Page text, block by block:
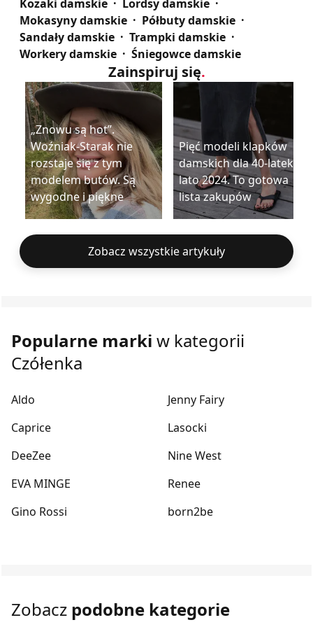
Kozaki damskie
Lordsy damskie
Mokasyny damskie
Półbuty damskie
Sandały damskie
Trampki damskie
Workery damskie
Śniegowce damskie
Zainspiruj się.
„Znowu są hot”.
Woźniak-Starak nie
rozstaje się z tym
modelem butów. Są
wygodne i piękne
Pięć modeli klapków
damskich dla 40-latek na
lato 2024. To gotowa
lista zakupów
Zobacz wszystkie artykuły
Popularne marki w kategorii
Czółenka
Aldo
Caprice
DeeZee
EVA MINGE
Gino Rossi
Jenny Fairy
Lasocki
Nine West
Renee
born2be
Zobacz podobne kategorie